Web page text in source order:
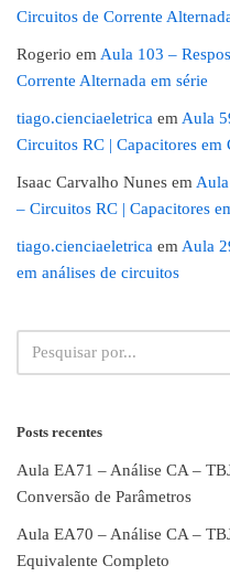
Circuitos de Corrente
Rogerio em Aula 103 –
Corrente Alternada em série
tiago.cienciaeletrica em Aula
Circuitos RC | Capacitores em
Isaac Carvalho Nunes em
– Circuitos RC | Capacitores
tiago.cienciaeletrica em Aula
em análises de circuitos
Posts recentes
Aula EA71 – Análise CA –
Conversão de Parâmetros
Aula EA70 – Análise CA –
Equivalente Completo